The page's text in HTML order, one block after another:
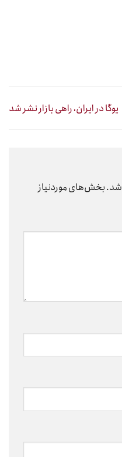
یوگا در ایران، راهی بازار نشر شد
شد.بخش‌های موردنیاز